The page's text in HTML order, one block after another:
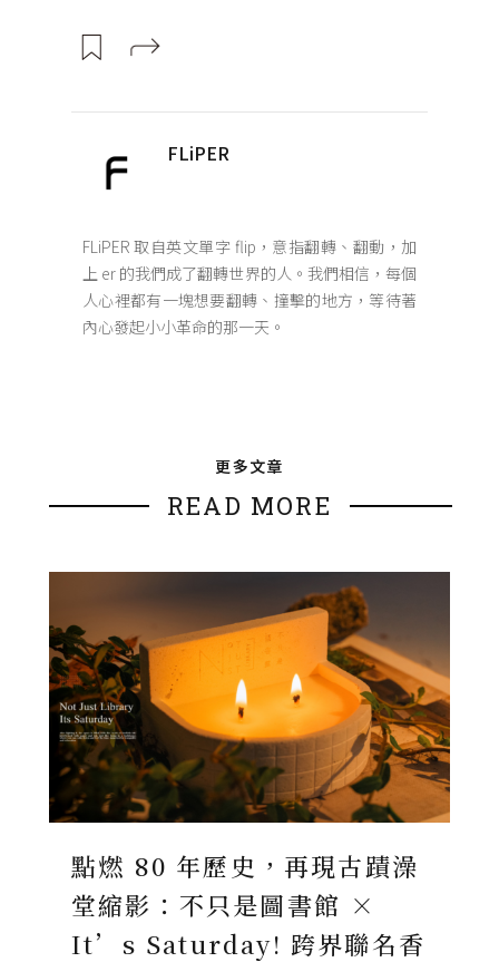
FLiPER
FLiPER 取自英文單字 flip，意指翻轉、翻動，加
上 er 的我們成了翻轉世界的人。我們相信，每個
人心裡都有一塊想要翻轉、撞擊的地方，等待著
內心發起小小革命的那一天。
更多文章
READ MORE
點燃 80 年歷史，再現古蹟澡
堂縮影：不只是圖書館 ×
It’s Saturday! 跨界聯名香